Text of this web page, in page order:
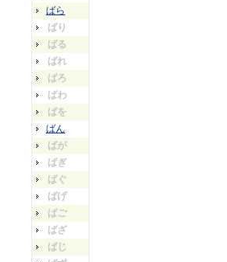
ばら
ばり
ばる
ばれ
ばろ
ばわ
ばを
ばん
ばが
ばぎ
ばぐ
ばげ
ばご
ばざ
ばじ